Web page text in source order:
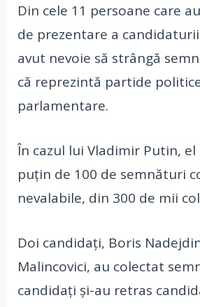
Din cele 11 persoane care
de prezentare a
avut nevoie să strângă
că reprezintă partide
parlamentare.
În cazul lui Vladimir Putin,
puțin de 100 de semnături
nevalabile, din 300 de mii
Doi candidați, Boris
Malincovici, au colectat
candidați și-au retras